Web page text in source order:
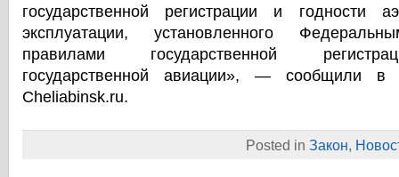
государственной регистрации и годности
эксплуатации, установленного
правилами государственной
государственной авиации», — сообщили в
Cheliabinsk.ru.
Posted in Закон,